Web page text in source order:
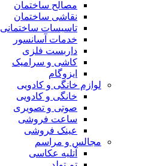
مصالح ساختمان
نقاشی ساختمان
تاسیسات ساختمانی
خدمات آسانسور
داربست فلزی
کاشی و سرامیک
ایزوگام
لوازم خانگی و کادویی
خانگی و کادویی
صوتی و تصویری
ساعت فروشی
عینک فروشی
مجالس و مراسم
آتلیه عکاسی